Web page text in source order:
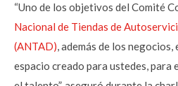
“Uno de los objetivos del Comité
Nacional de Tiendas de
(ANTAD), además de los
espacio creado para ustedes, para